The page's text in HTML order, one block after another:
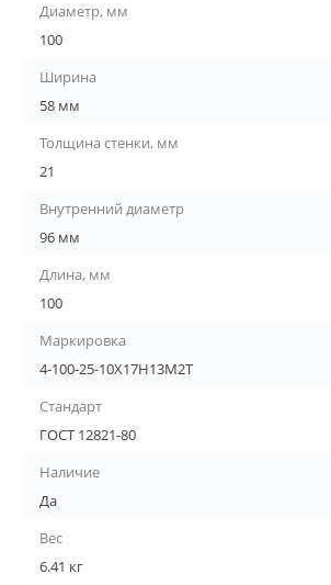
Диаметр, мм
100
Ширина
58 мм
Толщина стенки, мм
21
Внутренний диаметр
96 мм
Длина, мм
100
Маркировка
4-100-25-10Х17Н13М2Т
Стандарт
ГОСТ 12821-80
Наличие
Да
Вес
6.41 кг